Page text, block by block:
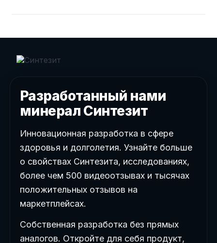
Разработанный нами
минерал Синтезит
Инновационная разработка в сфере
здоровья и долголетия. Узнайте больше
о свойствах Синтезита, исследованиях,
более чем 500 видеоотзывах и тысячах
положительных отзывов на
маркетплейсах.
Собственная разработка без прямых
аналогов. Откройте для себя продукт,